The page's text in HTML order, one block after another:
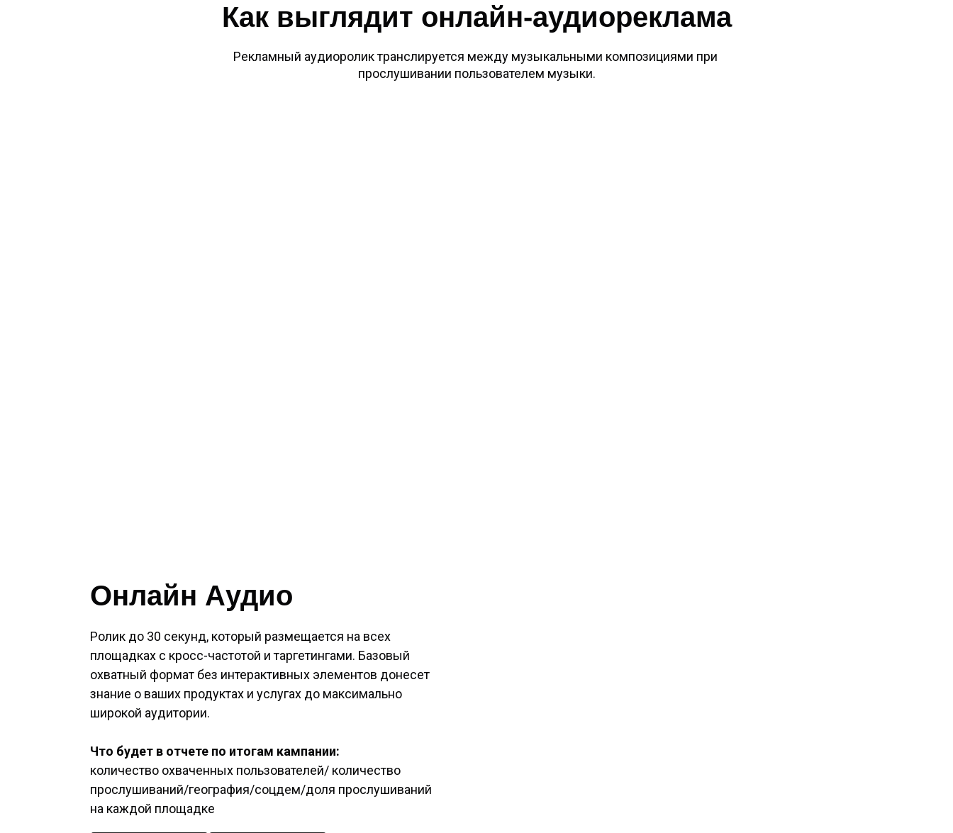
Как выглядит онлайн-аудиореклама
Рекламный аудиоролик транслируется между музыкальными композициями при
прослушивании пользователем музыки.
Онлайн Аудио
Ролик до 30 секунд, который размещается на всех
площадках с кросс-частотой и таргетингами. Базовый
охватный формат без интерактивных элементов донесет
знание о ваших продуктах и услугах до максимально
широкой аудитории.
Что будет в отчете по итогам кампании:
количество охваченных пользователей/ количество
прослушиваний/география/соцдем/доля прослушиваний
на каждой площадке